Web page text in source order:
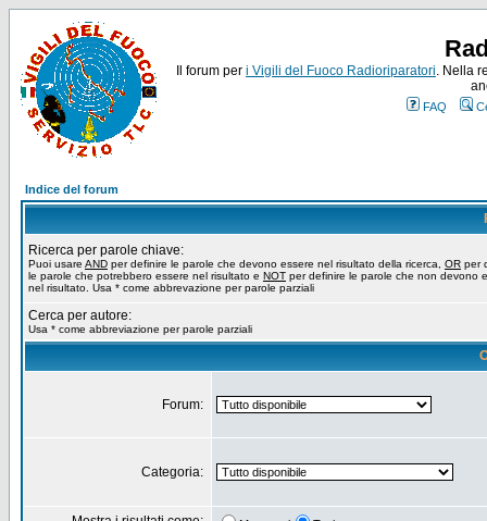
Il forum per i Vigili del Fuoco Radioriparatori. Nella
FAQ
Indice del forum
Ricerca per parole chiave:
Puoi usare AND per definire le parole che devono essere nel risultato della ricerca, OR per
le parole che potrebbero essere nel risultato e NOT per definire le parole che non devono
nel risultato. Usa * come abbrevazione per parole parziali
Cerca per autore:
Usa * come abbreviazione per parole parziali
Forum:
Categoria: